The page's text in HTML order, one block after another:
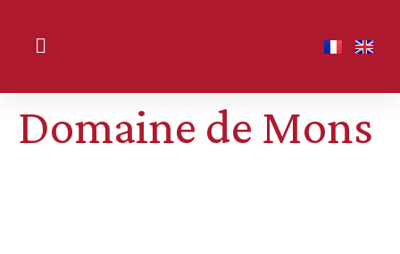
Domaine de Mons